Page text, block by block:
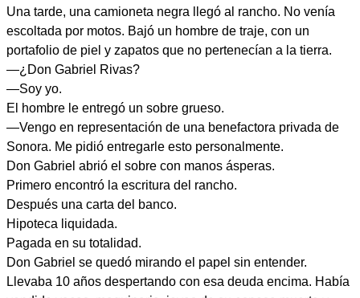
Una tarde, una camioneta negra llegó al rancho. No venía
escoltada por motos. Bajó un hombre de traje, con un
portafolio de piel y zapatos que no pertenecían a la tierra.
—¿Don Gabriel Rivas?
—Soy yo.
El hombre le entregó un sobre grueso.
—Vengo en representación de una benefactora privada de
Sonora. Me pidió entregarle esto personalmente.
Don Gabriel abrió el sobre con manos ásperas.
Primero encontró la escritura del rancho.
Después una carta del banco.
Hipoteca liquidada.
Pagada en su totalidad.
Don Gabriel se quedó mirando el papel sin entender.
Llevaba 10 años despertando con esa deuda encima. Había